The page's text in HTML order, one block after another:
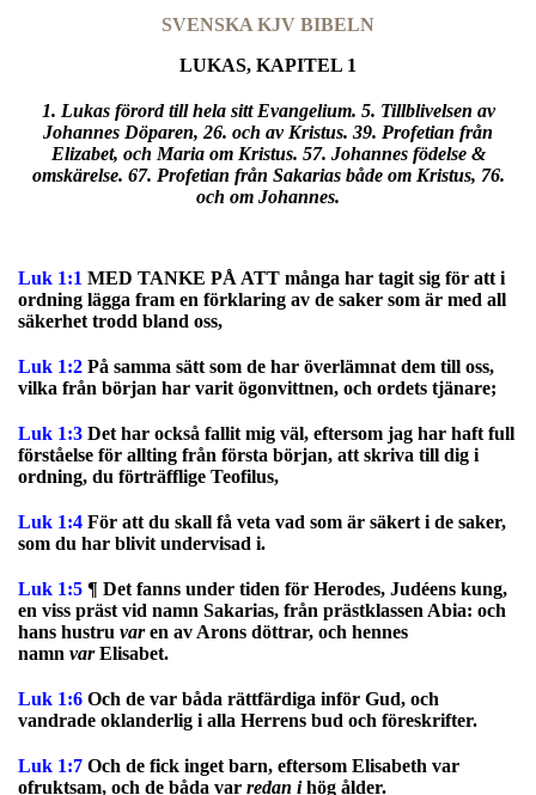
SVENSKA KJV BIBELN
LUKAS, KAPITEL 1
1. Lukas förord till hela sitt Evangelium. 5. Tillblivelsen av
Johannes Döparen, 26. och av Kristus. 39. Profetian från
Elizabet, och Maria om Kristus. 57. Johannes födelse &
omskärelse. 67. Profetian från Sakarias både om Kristus, 76.
och om Johannes.
Luk 1:1 MED TANKE PÅ ATT många har tagit sig för att i
ordning lägga fram en förklaring av de saker som är med all
säkerhet trodd bland oss,
Luk 1:2 På samma sätt som de har överlämnat dem till oss,
vilka från början har varit ögonvittnen, och ordets tjänare;
Luk 1:3 Det har också fallit mig väl, eftersom jag har haft full
förståelse för allting från första början, att skriva till dig i
ordning, du förträfflige Teofilus,
Luk 1:4 För att du skall få veta vad som är säkert i de saker,
som du har blivit undervisad i.
Luk 1:5 ¶ Det fanns under tiden för Herodes, Judéens kung,
en viss präst vid namn Sakarias, från prästklassen Abia: och
hans hustru varen av Arons döttrar, och hennes
namn varElisabet.
Luk 1:6 Och de var båda rättfärdiga inför Gud, och
vandrade oklanderlig i alla Herrens bud och föreskrifter.
Luk 1:7 Och de fick inget barn, eftersom Elisabeth var
ofruktsam, och de båda var redan ihög ålder.